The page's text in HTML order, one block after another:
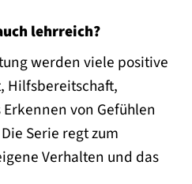
lehrreich?
werden viele positive
Hilfsbereitschaft,
von Gefühlen
Serie regt zum
Verhalten und das